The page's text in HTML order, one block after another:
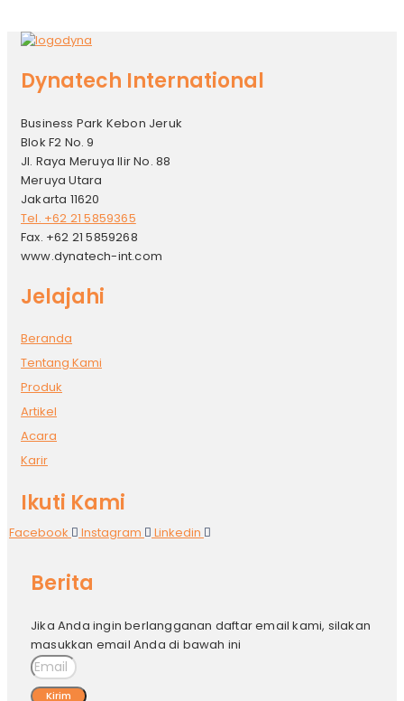
Dynatech International
Business Park Kebon Jeruk
Blok F2 No. 9
Jl. Raya Meruya Ilir No. 88
Meruya Utara
Jakarta 11620
Tel. +62 21 5859365
Fax. +62 21 5859268
www.dynatech-int.com
Jelajahi
Beranda
Tentang Kami
Produk
Artikel
Acara
Karir
Ikuti Kami
Facebook Instagram Linkedin
Berita
Jika Anda ingin berlangganan daftar email kami, silakan
masukkan email Anda di bawah ini
Kirim